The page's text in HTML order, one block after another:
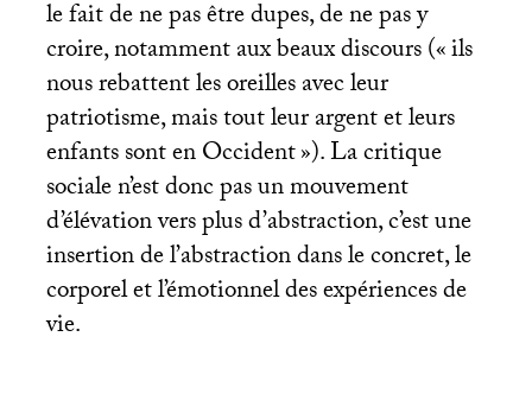
le fait de ne pas être dupes, de ne pas y
croire, notamment aux beaux discours («ils
nous rebattent les oreilles avec leur
patriotisme, mais tout leur argent et leurs
enfants sont en Occident»). La critique
sociale n’est donc pas un mouvement
d’élévation vers plus d’abstraction, c’est une
insertion de l’abstraction dans le concret, le
corporel et l’émotionnel des expériences de
vie.